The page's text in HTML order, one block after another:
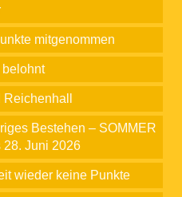
mitgenommen
Bestehen – SOMMER
28. Juni 2026
wieder keine Punkte